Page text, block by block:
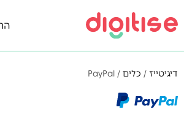
דיגיטייז / כלים /
PayPal